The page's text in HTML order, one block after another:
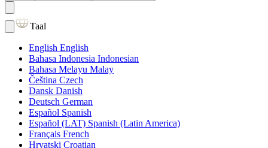
Taal
English English
Bahasa Indonesia Indonesian
Bahasa Melayu Malay
Čeština Czech
Dansk Danish
Deutsch German
Español Spanish
Español (LAT) Spanish (Latin America)
Français French
Hrvatski Croatian